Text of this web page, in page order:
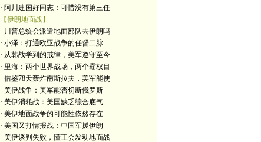
· 阿川建国好同志：可惜没有第三任
【伊朗地面战】
· 川普总统会派遣地面部队去伊朗吗
· 小泽：打通欧亚战争的任督二脉
· 从韩战学到的戒律，美军遵守至今
· 里海：两个世界战场，两个霸权目
· 借鉴78天轰炸南斯拉夫，美军能使
· 美伊战争：美军能否切断俄罗斯-
· 美伊消耗战：美国缺乏综合底气
· 美伊地面战争的可能性依然存在
· 美国又打情报战：中国军援伊朗
· 美伊谈判失败，懂王会发动地面战